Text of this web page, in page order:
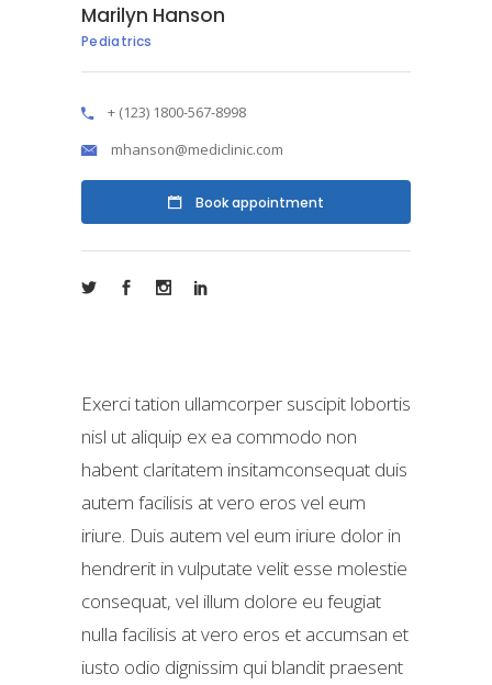
Marilyn Hanson
Pediatrics
+ (123) 1800-567-8998
mhanson@mediclinic.com
Book appointment
Exerci tation ullamcorper suscipit lobortis
nisl ut aliquip ex ea commodo non
habent claritatem insitamconsequat duis
autem facilisis at vero eros vel eum
iriure. Duis autem vel eum iriure dolor in
hendrerit in vulputate velit esse molestie
consequat, vel illum dolore eu feugiat
nulla facilisis at vero eros et accumsan et
iusto odio dignissim qui blandit praesent